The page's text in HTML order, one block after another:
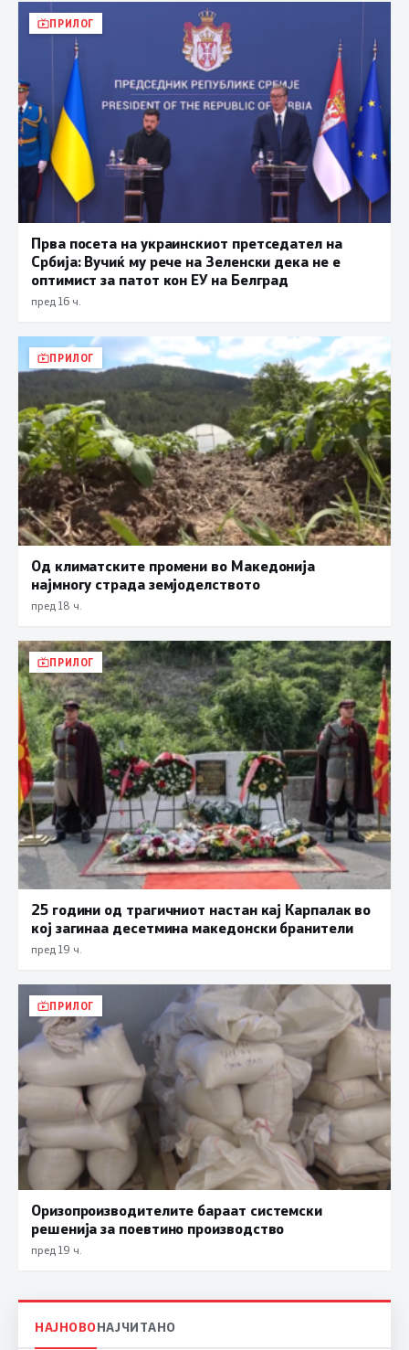
ПРИЛОГ
Прва посета на украинскиот претседател на
Србија: Вучиќ му рече на Зеленски дека не е
оптимист за патот кон ЕУ на Белград
пред 16 ч.
ПРИЛОГ
Од климатските промени во Македонија
најмногу страда земјоделството
пред 18 ч.
ПРИЛОГ
25 години од трагичниот настан кај Карпалак во
кој загинаа десетмина македонски бранители
пред 19 ч.
ПРИЛОГ
Оризопроизводителите бараат системски
решенија за поевтино производство
пред 19 ч.
НАЈНОВОНАЈЧИТАНО